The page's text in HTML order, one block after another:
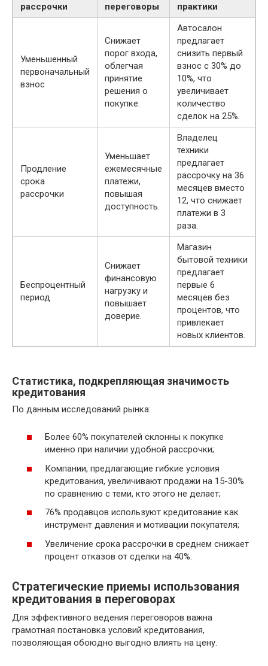
рассрочки
переговоры
практики
Уменьшенный
первоначальный
взнос
Снижает
порог входа,
облегчая
принятие
решения о
покупке.
Автосалон
предлагает
снизить первый
взнос с 30% до
10%, что
увеличивает
количество
сделок на 25%.
Продление
срока
рассрочки
Уменьшает
ежемесячные
платежи,
повышая
доступность.
Владелец
техники
предлагает
рассрочку на 36
месяцев вместо
12, что снижает
платежи в 3
раза.
Беспроцентный
период
Снижает
финансовую
нагрузку и
повышает
доверие.
Магазин
бытовой техники
предлагает
первые 6
месяцев без
процентов, что
привлекает
новых клиентов.
Статистика, подкрепляющая значимость
кредитования
По данным исследований рынка:
Более 60% покупателей склонны к покупке
именно при наличии удобной рассрочки;
Компании, предлагающие гибкие условия
кредитования, увеличивают продажи на 15-30%
по сравнению с теми, кто этого не делает;
76% продавцов используют кредитование как
инструмент давления и мотивации покупателя;
Увеличение срока рассрочки в среднем снижает
процент отказов от сделки на 40%.
Стратегические приемы использования
кредитования в переговорах
Для эффективного ведения переговоров важна
грамотная постановка условий кредитования,
позволяющая обоюдно выгодно влиять на цену.